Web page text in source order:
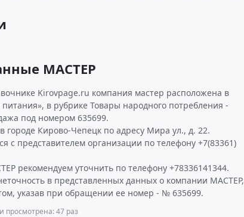
МАСТЕР
Kirovpage.ru компания мастер расположена в
в рубрике Товары народного потребления -
под номером 635699.
городе Кирово-Чепецк по адресу Мира ул., д. 22.
с представителем организации по телефону +7(83361)
рекомендуем уточнить по телефону +78336141344.
в представленных данных о компании МАСТЕР,
указав при обращении ее номер - № 635699.
просмотрена: 47 раз